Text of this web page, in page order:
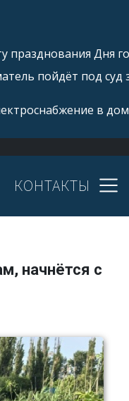
празднования Дня
пойдёт под суд
в
КОНТАКТЫ
начнётся с